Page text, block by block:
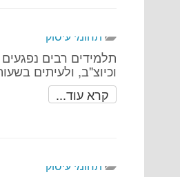
תחומי עיסוק
תלמידים רבים
וכיוצ"ב, ולעיתים
קרא עוד...
תחומי עיסוק